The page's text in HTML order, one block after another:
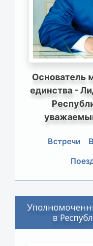
Основатель
единства -
Встречи
в